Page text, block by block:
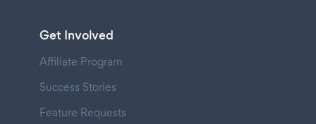
Get Involved
Affiliate Program
Success Stories
Feature Requests